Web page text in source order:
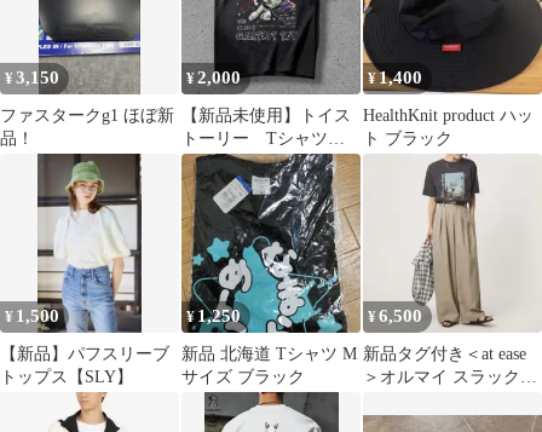
¥3,150
ファスタークg1 ほぼ新
品！
¥2,000
【新品未使用】トイス
トーリー Tシャツ L
ブラック
¥1,400
HealthKnit product ハッ
ト ブラック
¥ 1,500
【新品】パフスリーブ
トップス【SLY】
¥1,250
新品 北海道 Tシャツ M
サイズ ブラック
¥6,500
新品タグ付き＜at ease
＞オルマイ スラックス